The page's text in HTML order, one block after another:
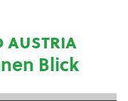
austria
Blick